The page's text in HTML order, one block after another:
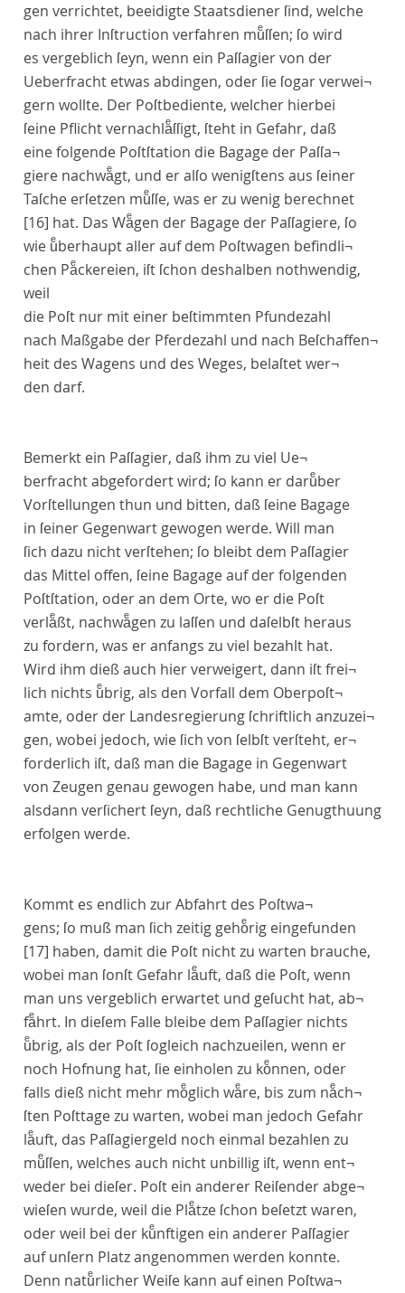
gen verrichtet, beeidigte Staatsdiener ſind, welche
nach ihrer Inſtruction verfahren muͤſſen; ſo wird
es vergeblich ſeyn, wenn ein Paſſagier von der
Ueberfracht etwas abdingen, oder ſie ſogar verwei¬
gern wollte. Der Poſtbediente, welcher hierbei
ſeine Pflicht vernachlaͤſſigt, ſteht in Gefahr, daß
eine folgende Poſtſtation die Bagage der Paſſa¬
giere nachwaͤgt, und er alſo wenigſtens aus ſeiner
Taſche erſetzen muͤſſe, was er zu wenig berechnet
[16] hat. Das Waͤgen der Bagage der Paſſagiere, ſo
wie uͤberhaupt aller auf dem Poſtwagen befindli¬
chen Paͤckereien, iſt ſchon deshalben nothwendig,
weil
die Poſt nur mit einer beſtimmten Pfundezahl
nach Maßgabe der Pferdezahl und nach Beſchaffen¬
heit des Wagens und des Weges, belaſtet wer¬
den darf.
Bemerkt ein Paſſagier, daß ihm zu viel Ue¬
berfracht abgefordert wird; ſo kann er daruͤber
Vorſtellungen thun und bitten, daß ſeine Bagage
in ſeiner Gegenwart gewogen werde. Will man
ſich dazu nicht verſtehen; ſo bleibt dem Paſſagier
das Mittel offen, ſeine Bagage auf der folgenden
Poſtſtation, oder an dem Orte, wo er die Poſt
verlaͤßt, nachwaͤgen zu laſſen und daſelbſt heraus
zu fordern, was er anfangs zu viel bezahlt hat.
Wird ihm dieß auch hier verweigert, dann iſt frei¬
lich nichts uͤbrig, als den Vorfall dem Oberpoſt¬
amte, oder der Landesregierung ſchriftlich anzuzei¬
gen, wobei jedoch, wie ſich von ſelbſt verſteht, er¬
forderlich iſt, daß man die Bagage in Gegenwart
von Zeugen genau gewogen habe, und man kann
alsdann verſichert ſeyn, daß rechtliche Genugthuung
erfolgen werde.
Kommt es endlich zur Abfahrt des Poſtwa¬
gens; ſo muß man ſich zeitig gehoͤrig eingefunden
[17] haben, damit die Poſt nicht zu warten brauche,
wobei man ſonſt Gefahr laͤuft, daß die Poſt, wenn
man uns vergeblich erwartet und geſucht hat, ab¬
faͤhrt. In dieſem Falle bleibe dem Paſſagier nichts
uͤbrig, als der Poſt ſogleich nachzueilen, wenn er
noch Hofnung hat, ſie einholen zu koͤnnen, oder
falls dieß nicht mehr moͤglich waͤre, bis zum naͤch¬
ſten Poſttage zu warten, wobei man jedoch Gefahr
laͤuft, das Paſſagiergeld noch einmal bezahlen zu
muͤſſen, welches auch nicht unbillig iſt, wenn ent¬
weder bei dieſer. Poſt ein anderer Reiſender abge¬
wieſen wurde, weil die Plaͤtze ſchon beſetzt waren,
oder weil bei der kuͤnftigen ein anderer Paſſagier
auf unſern Platz angenommen werden konnte.
Denn natuͤrlicher Weiſe kann auf einen Poſtwa¬